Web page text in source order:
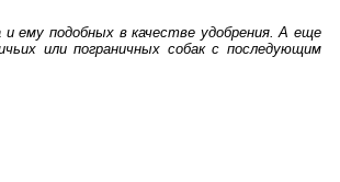
ему подобных в качестве удобрения. А еще
или пограничных собак с последующим